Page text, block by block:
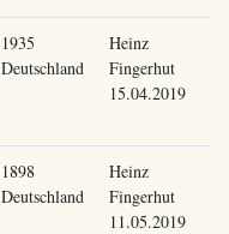
1935
Deutschland
Heinz
Fingerhut
15.04.2019
1898
Deutschland
Heinz
Fingerhut
11.05.2019